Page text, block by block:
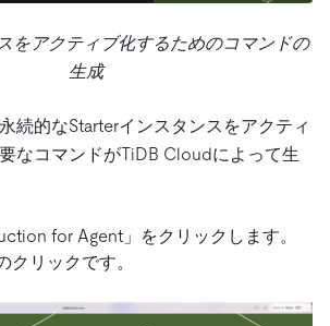
をアクティブ化するためのコマンドの
生成
続的なStarterインスタンスをアクティ
なコマンドがTiDB Cloudによって生
for Agent」をクリックします。
クリックです。